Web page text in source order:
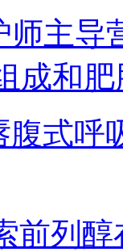
师主导
成和
腹式呼
前列